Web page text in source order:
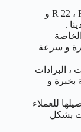
تقديم غاز الفريون R 22 ، R 134 ، A 410 ، R 410 A و
.
و سرعة
، البرادات
بخبرة و
للعملاء
بشكل